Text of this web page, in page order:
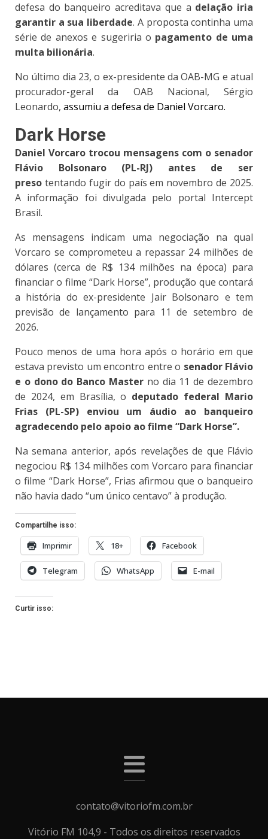
defesa do banqueiro acreditava que a delação iria
garantir a sua liberdade. A proposta continha uma
série de anexos e sugeriria o pagamento de uma
multa bilionária.
No último dia 23, o ex-presidente da OAB-MG e atual
procurador-geral da OAB Nacional, Sérgio
Leonardo, assumiu a defesa de Daniel Vorcaro.
Dark Horse
Daniel Vorcaro trocou mensagens com o senador
Flávio Bolsonaro (PL-RJ) antes de ser
preso tentando fugir do país em novembro de 2025.
A informação foi divulgada pelo portal Intercept
Brasil.
As mensagens indicam uma negociação na qual
Vorcaro se comprometeu a repassar 24 milhões de
dólares (cerca de R$ 134 milhões na época) para
financiar o filme “Dark Horse”, produção que contará
a história do ex-presidente Jair Bolsonaro e tem
previsão de lançamento para 11 de setembro de
2026.
Pouco menos de uma hora após o horário em que
estava previsto um encontro entre o senador Flávio
e o dono do Banco Master no dia 11 de dezembro
de 2024, em Brasília, o deputado federal Mario
Frias (PL-SP) enviou um áudio ao banqueiro
agradecendo pelo apoio ao filme “Dark Horse”.
Na semana anterior, após revelações de que Flávio
negociou R$ 134 milhões com Vorcaro para financiar
o filme “Dark Horse”, Frias afirmou que o banqueiro
não havia dado “um único centavo” à produção.
Compartilhe isso:
Imprimir 18+ Facebook
Telegram WhatsApp E-mail
Curtir isso:
contato@vitoriofm.com.br
Vitório FM 104,9 - Todos os direitos reservados